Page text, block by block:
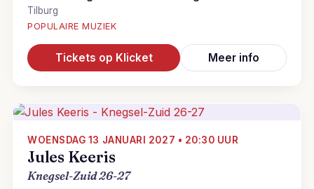
Tilburg
POPULAIRE MUZIEK
Tickets op Klicket Meer info
WOENSDAG 13 JANUARI 2027 • 20:30 UUR
Jules Keeris
Knegsel-Zuid 26-27